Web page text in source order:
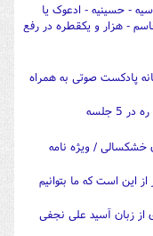
- حسینیه - ادعوک یا
- هزار و یکقطره در رفع
پادکست صوتی به همراه
جلسه
خشکسالی / ویژه نامه
این است که ما بتوانیم
زبان آسید علی نجفی